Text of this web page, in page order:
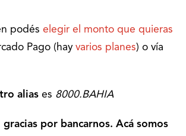
podés elegir el monto que quieras
Pago (hay varios planes) o vía
alias es 8000.BAHIA
gracias por bancarnos. Acá somos